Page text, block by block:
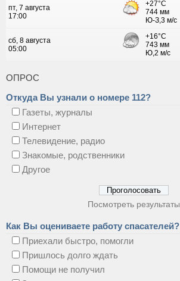
ОПРОС
Откуда Вы узнали о номере 112?
Газеты, журналы
Интернет
Телевидение, радио
Знакомые, родственники
Другое
Посмотреть результаты
Как Вы оцениваете работу спасателей?
Приехали быстро, помогли
Пришлось долго ждать
Помощи не получил